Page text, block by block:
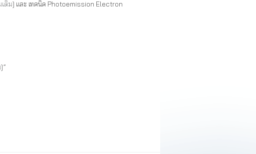
ติม] และ เทคนิค Photoemission Electron
]”